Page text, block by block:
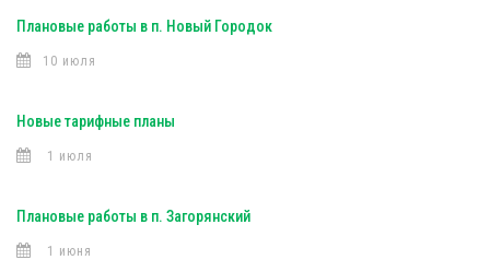
Плановые работы в п. Новый Городок
10 июля
Новые тарифные планы
1 июля
Плановые работы в п. Загорянский
1 июня